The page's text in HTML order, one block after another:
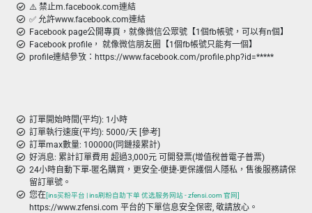
⚠️ 禁止m.facebook.com連結
✅ 允許www.facebook.com連結
Facebook page公開專頁，就像微信公眾號【1個fb帳號，可以有n個】
Facebook profile， 就像微信朋友圈【1個fb帳號只能有一個】
profile連結參攷：https://www.facebook.com/profile.php?id=*****
訂單開始時間(平均): 1小時
訂單執行速度(平均): 5000/天 [參考]
訂單max數量: 100000(同鏈接累計)
好消息: 累計訂單費用 超過3,000元 可開發票(增值稅普電子普票)
24小時自動下單-匿名購買，更安全-便捷-更保護個人隱私，售後服務請保
留訂單號。
您在[ins买粉平台 | ins刷粉自助下单 优选服务网站 - zfensi.com 官网]
https://www.zfensi.com 平台的下單信息安全保密, 敬請放心。